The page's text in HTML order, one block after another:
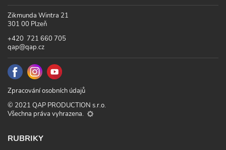
Zikmunda Wintra 21
301 00 Plzeň
+420 721 660 705
qap@qap.cz
Zpracování osobních údajů
© 2021 QAP PRODUCTION s.r.o.
Všechna práva vyhrazena.
RUBRIKY